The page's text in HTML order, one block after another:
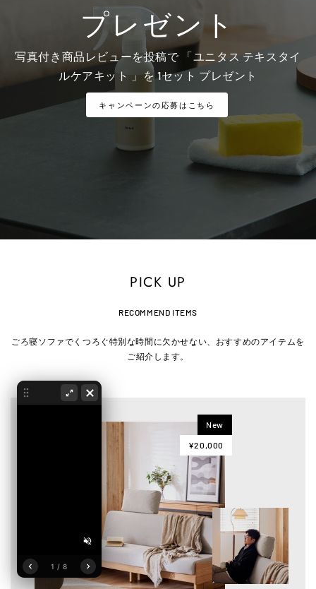
1 / 8
プレゼント
写真付き商品レビューを投稿で 「ユニタス テキスタイ
ルケアキット 」を 1セット プレゼント
キャンペーンの応募はこちら
PICK UP
RECOMMEND ITEMS
ごろ寝ソファでくつろぐ特別な時間に欠かせない、おすすめのアイテムを
ご紹介します。
New
¥20,000